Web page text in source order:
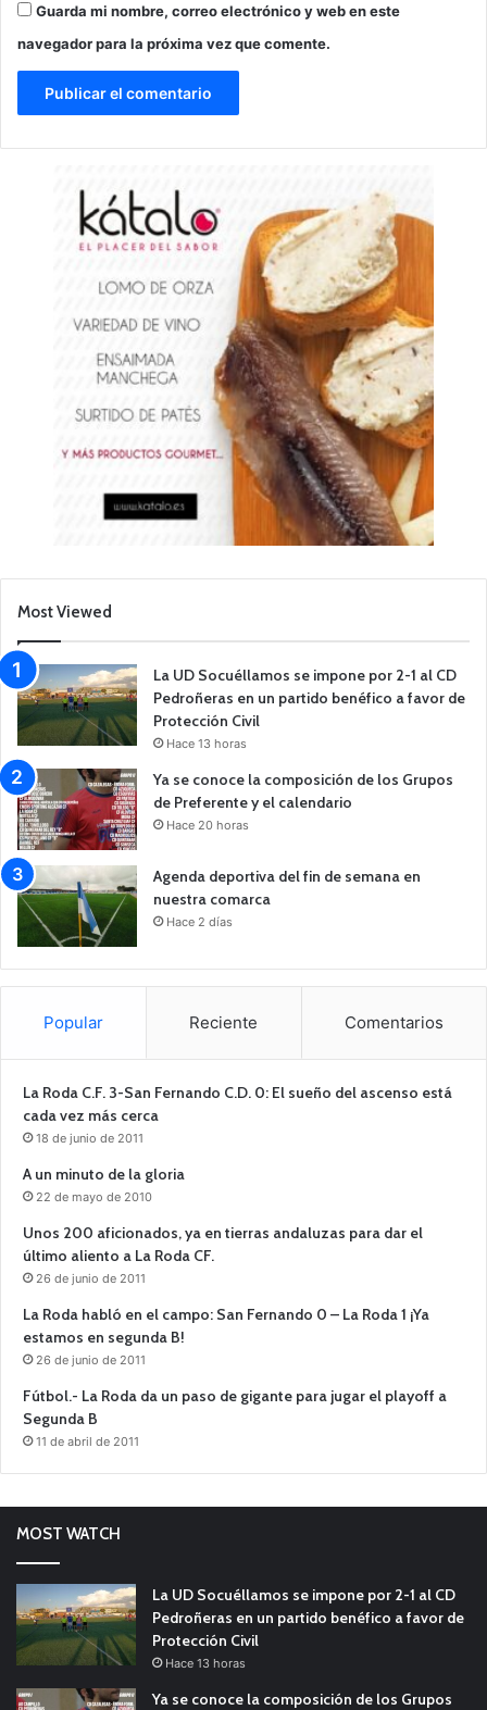
Guarda mi nombre, correo electrónico y web en este
navegador para la próxima vez que comente.
Most Viewed
La UD Socuéllamos se impone por 2-1 al CD
Pedroñeras en un partido benéfico a favor de
Protección Civil
Hace 13 horas
Ya se conoce la composición de los Grupos
de Preferente y el calendario
Hace 20 horas
Agenda deportiva del fin de semana en
nuestra comarca
Hace 2 días
Popular Reciente Comentarios
La Roda C.F. 3-San Fernando C.D. 0: El sueño del ascenso está
cada vez más cerca
18 de junio de 2011
A un minuto de la gloria
22 de mayo de 2010
Unos 200 aficionados, ya en tierras andaluzas para dar el
último aliento a La Roda CF.
26 de junio de 2011
La Roda habló en el campo: San Fernando 0 – La Roda 1 ¡Ya
estamos en segunda B!
26 de junio de 2011
Fútbol.- La Roda da un paso de gigante para jugar el playoff a
Segunda B
11 de abril de 2011
MOST WATCH
La UD Socuéllamos se impone por 2-1 al CD
Pedroñeras en un partido benéfico a favor de
Protección Civil
Hace 13 horas
Ya se conoce la composición de los Grupos